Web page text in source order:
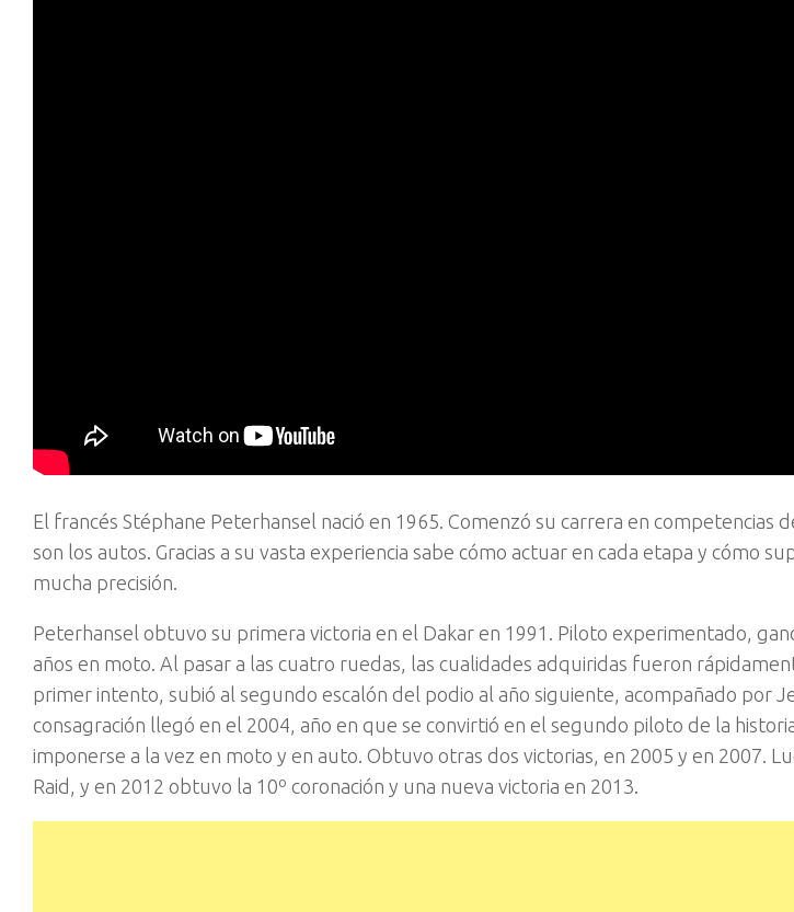
El francés Stéphane Peterhansel nació en 1965. Comenzó su carrera en
son los autos. Gracias a su vasta experiencia sabe cómo actuar en cada etapa y cómo
mucha precisión.
Peterhansel obtuvo su primera victoria en el Dakar en 1991. Piloto experimentado,
años en moto. Al pasar a las cuatro ruedas, las cualidades adquiridas fueron
primer intento, subió al segundo escalón del podio al año siguiente, acompañado por
consagración llegó en el 2004, año en que se convirtió en el segundo piloto de la
imponerse a la vez en moto y en auto. Obtuvo otras dos victorias, en 2005 y en 2007.
Raid, y en 2012 obtuvo la 10º coronación y una nueva victoria en 2013.